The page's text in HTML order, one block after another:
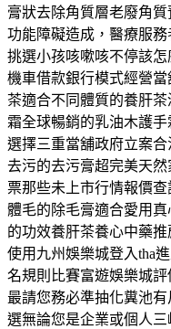
膏狀去除角質層老廢角
功能障礙造成，醫療服
挑選小孩咳嗽咳不停該
機車借款銀行模式經營
茶適合不同體質的養肝
霜全球暢銷的乳油木護
選擇三重當舖政府立案
去污的去污膏超完美天
票那些未上市行情報價
體毛的除毛膏適合愛用
的功效養肝茶養心中藥
使用九州娛樂城登入tha
名規則比賽富遊娛樂城
最請您務必準抽化糞池
選無論您是企業或個人